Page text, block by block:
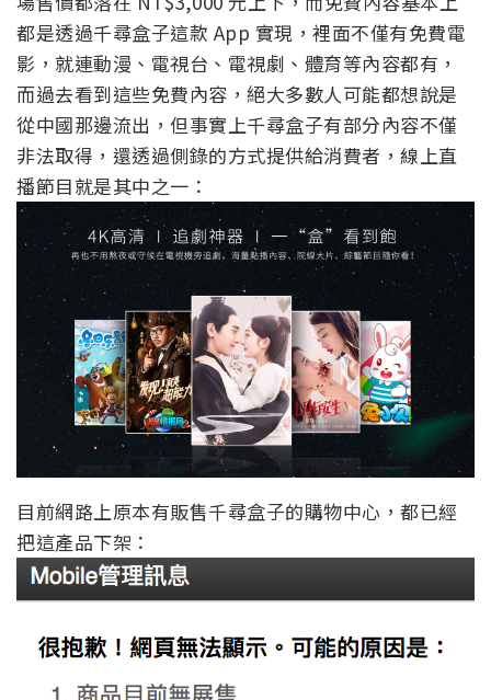
都是透過千尋盒子這款 App 實現，裡面不僅有免費電
影，就連動漫、電視台、電視劇、體育等內容都有，
而過去看到這些免費內容，絕大多數人可能都想說是
從中國那邊流出，但事實上千尋盒子有部分內容不僅
非法取得，還透過側錄的方式提供給消費者，線上直
播節目就是其中之一：
目前網路上原本有販售千尋盒子的購物中心，都已經
把這產品下架：